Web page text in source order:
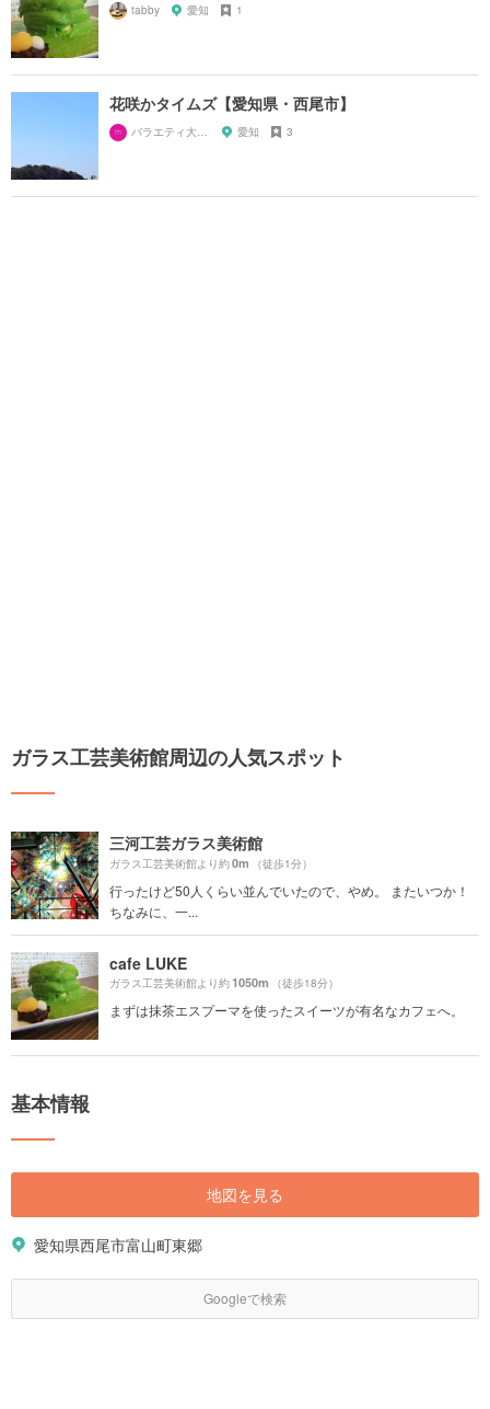
tabby 愛知 1
花咲かタイムズ【愛知県・西尾市】
バラエティ大好き芸人 愛知 3
ガラス工芸美術館周辺の人気スポット
三河工芸ガラス美術館
ガラス工芸美術館より約0m （徒歩1分）
行ったけど50人くらい並んでいたので、やめ。 またいつか！
ちなみに、一...
cafe LUKE
ガラス工芸美術館より約1050m （徒歩18分）
まずは抹茶エスプーマを使ったスイーツが有名なカフェへ。
基本情報
地図を見る
愛知県西尾市富山町東郷
Googleで検索